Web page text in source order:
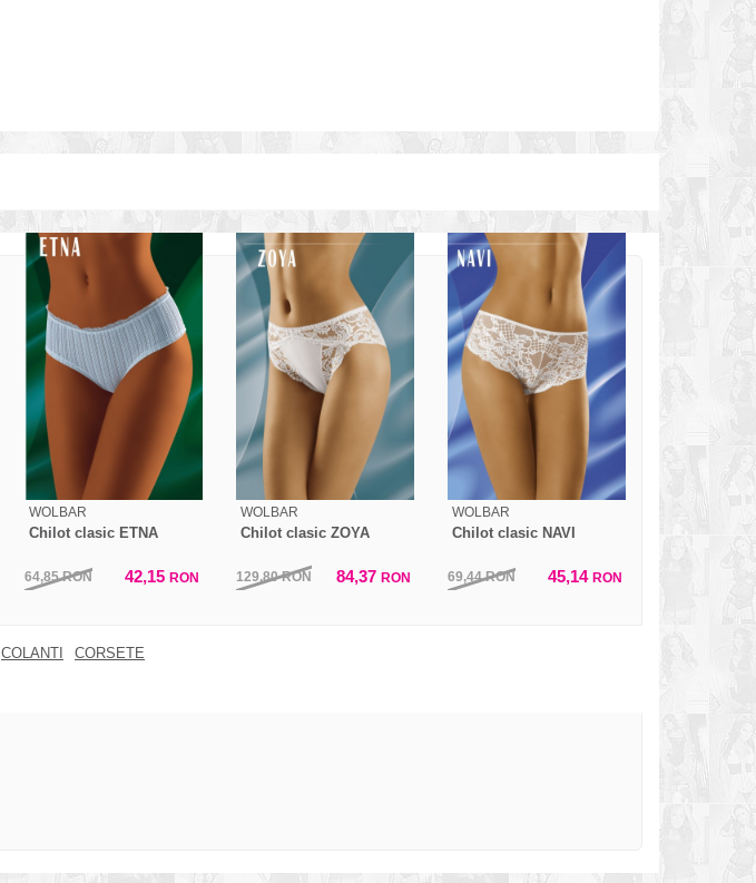
WOLBAR
Chilot clasic ETNA
64,85RON 42,15 RON
WOLBAR
Chilot clasic ZOYA
129,80RON 84,37 RON
WOLBAR
Chilot clasic NAVI
69,44RON 45,14 RON
COLANTI
CORSETE